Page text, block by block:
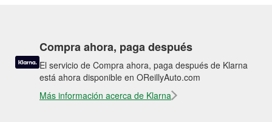
Compra ahora, paga después
El servicio de Compra ahora, paga después de Klarna
está ahora disponible en OReillyAuto.com
Más información acerca de Klarna